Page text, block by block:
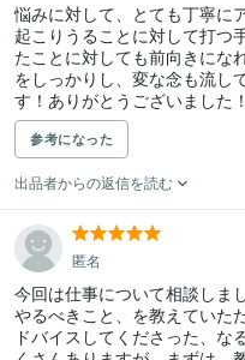
悩みに対して、とても丁寧に
起こりうることに対して打つ
たことに対しても前向きにな
をしっかりし、変な念も流し
す！ありがとうございました
参考になった
出品者からの返信を読む
匿名
今回は仕事について相談しま
やるべきこと、を教えていた
ドバイスしてくださった、な